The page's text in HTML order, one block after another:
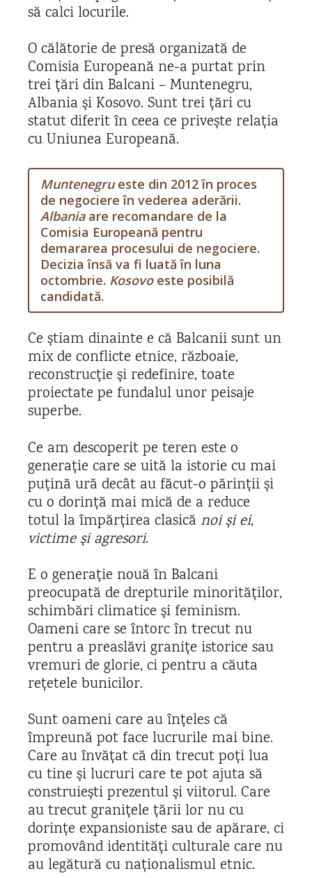
să calci locurile.
O călătorie de presă organizată de
Comisia Europeană ne-a purtat prin
trei țări din Balcani – Muntenegru,
Albania și Kosovo. Sunt trei țări cu
statut diferit în ceea ce privește relația
cu Uniunea Europeană.
Muntenegrueste din 2012 în proces
de negociere în vederea aderării.
Albaniaare recomandare de la
Comisia Europeană pentru
demararea procesului de negociere.
Decizia însă va fi luată în luna
octombrie. Kosovoeste posibilă
candidată.
Ce știam dinainte e că Balcanii sunt un
mix de conflicte etnice, războaie,
reconstrucție și redefinire, toate
proiectate pe fundalul unor peisaje
superbe.
Ce am descoperit pe teren este o
generație care se uită la istorie cu mai
puțină ură decât au făcut-o părinții și
cu o dorință mai mică de a reduce
totul la împărțirea clasică noi și ei,
victime și agresori.
E o generație nouă în Balcani
preocupată de drepturile minorităților,
schimbări climatice și feminism.
Oameni care se întorc în trecut nu
pentru a preaslăvi granițe istorice sau
vremuri de glorie, ci pentru a căuta
rețetele bunicilor.
Sunt oameni care au înțeles că
împreună pot face lucrurile mai bine.
Care au învățat că din trecut poți lua
cu tine și lucruri care te pot ajuta să
construiești prezentul și viitorul. Care
au trecut granițele țării lor nu cu
dorințe expansioniste sau de apărare, ci
promovând identități culturale care nu
au legătură cu naționalismul etnic.